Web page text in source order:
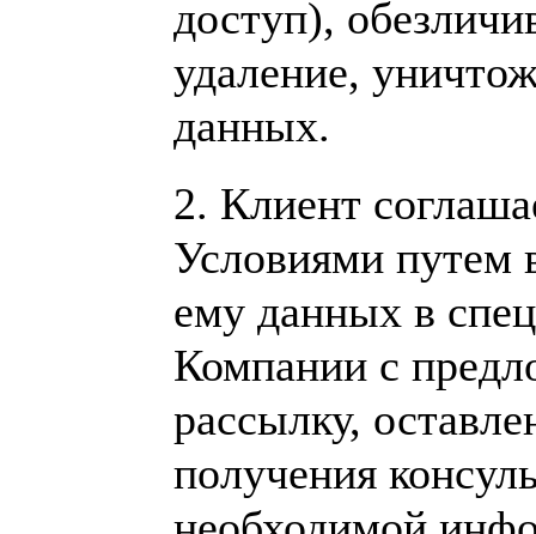
доступ),
удаление,
данных.
2. Клиент
Условиями путем
ему данных в
Компании с
рассылку,
получения